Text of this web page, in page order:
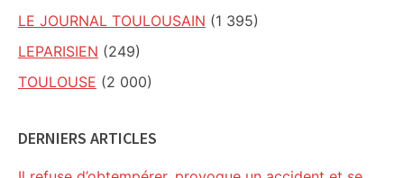
LE JOURNAL TOULOUSAIN (1 395)
LEPARISIEN (249)
TOULOUSE (2 000)
DERNIERS ARTICLES